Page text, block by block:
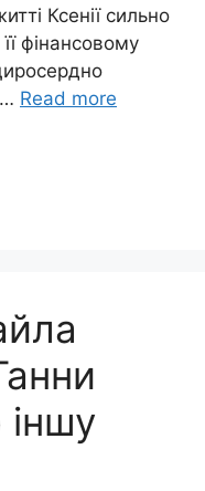
Ксенії сильно
фінансовому
Read more